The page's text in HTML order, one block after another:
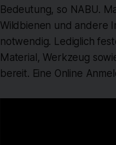
Bedeutung, so NABU.
Wildbienen und andere
notwendig. Lediglich
Material, Werkzeug
bereit. Eine Online